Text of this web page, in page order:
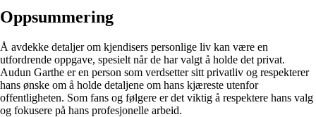
Oppsummering
Å avdekke detaljer om kjendisers personlige liv kan være en
utfordrende oppgave, spesielt når de har valgt å holde det privat.
Audun Garthe er en person som verdsetter sitt privatliv og respekterer
hans ønske om å holde detaljene om hans kjæreste utenfor
offentligheten. Som fans og følgere er det viktig å respektere hans valg
og fokusere på hans profesjonelle arbeid.